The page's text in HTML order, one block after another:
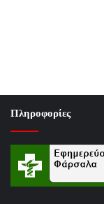
Πληροφορίες